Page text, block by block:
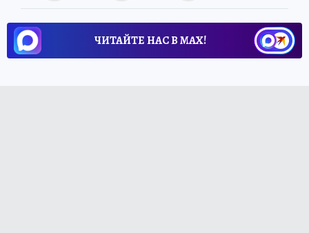
ЧИТАЙТЕ НАС В МАХ!